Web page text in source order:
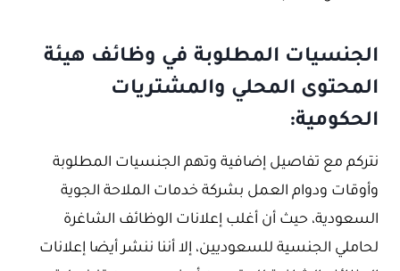
الجنسيات المطلوبة في وظائف هيئة
المحتوى المحلي والمشتريات
الحكومية:
نتركم مع تفاصيل إضافية وتهم الجنسيات المطلوبة
وأوقات ودوام العمل بشركة خدمات الملاحة الجوية
السعودية، حيث أن أغلب إعلانات الوظائف الشاغرة
لحاملي الجنسية للسعوديين، إلا أننا ننشر أيضا إعلانات